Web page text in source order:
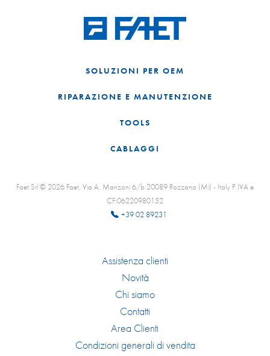
SOLUZIONI PER OEM
RIPARAZIONE E MANUTENZIONE
TOOLS
CABLAGGI
Faet Srl © 2026 Faet, Via A. Manzoni 6/b 20089 Rozzano (Mi) - Italy P.IVA e
CF:06220980152
+39 02 89231
Assistenza clienti
Novità
Chi siamo
Contatti
Area Clienti
Condizioni generali di vendita